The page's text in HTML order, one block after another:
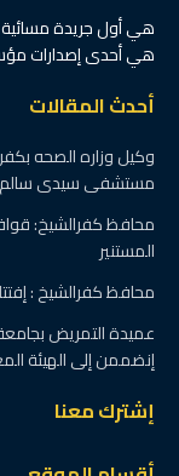
هي أحدى إصدارات
أحدث المقالات
وكيل وزاره الصحه
مستشفى سيدى سالم
محافظ كفرالشيخ:
المستنير
محافظ كفرالشيخ :
عميدة التمريض
إنضممن إلى الهيئة
إشترك معنا